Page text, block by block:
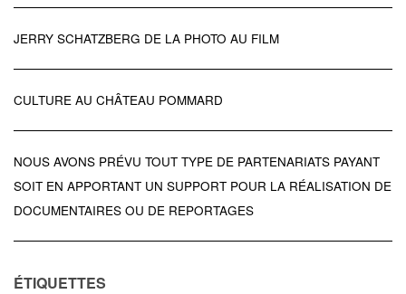
JERRY SCHATZBERG DE LA PHOTO AU FILM
CULTURE AU CHÂTEAU POMMARD
NOUS AVONS PRÉVU TOUT TYPE DE PARTENARIATS PAYANT
SOIT EN APPORTANT UN SUPPORT POUR LA RÉALISATION DE
DOCUMENTAIRES OU DE REPORTAGES
ÉTIQUETTES